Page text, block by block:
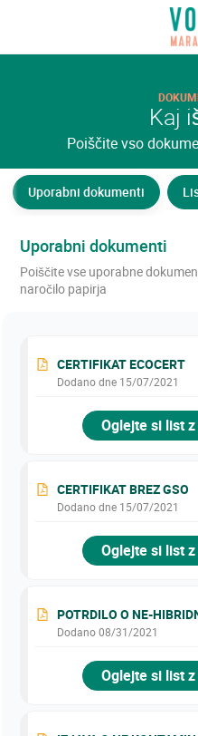
Kaj
Poiščite vso
Uporabni dokumenti
Uporabni dokumenti
Poiščite vse uporabne
naročilo papirja
CERTIFIKAT ECOCERT
Dodano dne 15/07/2021
Oglejte si list
CERTIFIKAT BREZ GSO
Dodano dne 15/07/2021
Oglejte si list
POTRDILO O NE-
Dodano 08/31/2021
Oglejte si list